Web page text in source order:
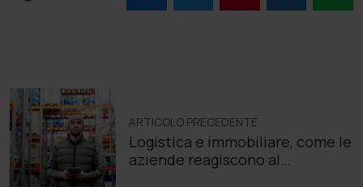
ARTICOLO PRECEDENTE
Logistica e immobiliare, come le
aziende reagiscono al